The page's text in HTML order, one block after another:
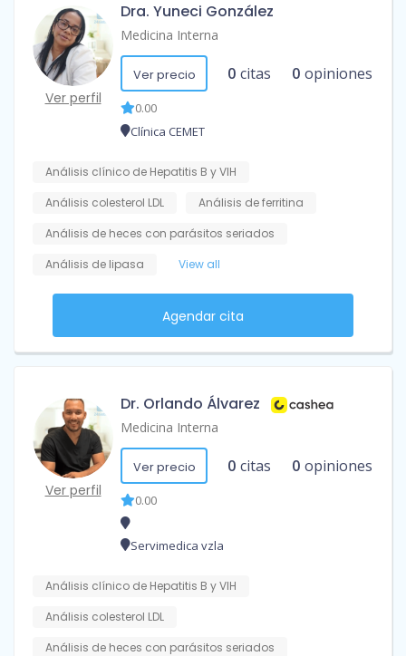
Ver perfil
Dra. Yuneci González
Medicina Interna
Ver precio 0 citas 0 opiniones
0.00
Clínica CEMET
Análisis clínico de Hepatitis B y VIH
Análisis colesterol LDL
Análisis de ferritina
Análisis de heces con parásitos seriados
Análisis de lipasa
View all
Agendar cita
Ver perfil
Dr. Orlando Álvarez
Medicina Interna
Ver precio 0 citas 0 opiniones
0.00
Servimedica vzla
Análisis clínico de Hepatitis B y VIH
Análisis colesterol LDL
Análisis de heces con parásitos seriados